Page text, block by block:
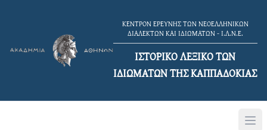
ΚΕΝΤΡΟΝ ΕΡΕΥΝΗΣ ΤΩΝ ΝΕΟΕΛΛΗΝΙΚΩΝ
ΔΙΑΛΕΚΤΩΝ ΚΑΙ ΙΔΙΩΜΑΤΩΝ - Ι.Λ.Ν.Ε.
ΙΣΤΟΡΙΚΟ ΛΕΞΙΚΟ TΩΝ
ΙΔΙΩΜΑΤΩΝ ΤΗΣ ΚΑΠΠΑΔΟΚΙΑΣ